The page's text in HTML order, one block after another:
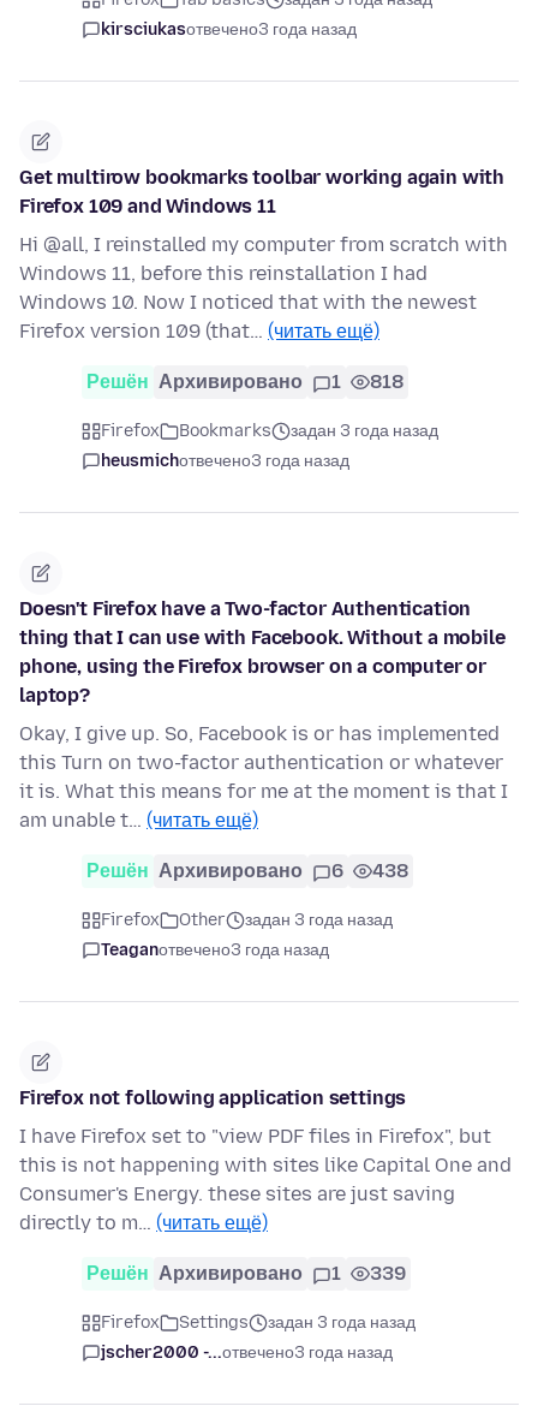
kirsciukasотвечено3 года назад
Get multirow bookmarks toolbar working again with
Firefox 109 and Windows 11
Hi @all, I reinstalled my computer from scratch with
Windows 11, before this reinstallation I had
Windows 10. Now I noticed that with the newest
Firefox version 109 (that… (читать ещё)
Решён Архивировано 1 818
Firefox Bookmarks
задан 3 года назад
heusmichотвечено3 года назад
Doesn't Firefox have a Two-factor Authentication
thing that I can use with Facebook. Without a mobile
phone, using the Firefox browser on a computer or
laptop?
Okay, I give up. So, Facebook is or has implemented
this Turn on two-factor authentication or whatever
it is. What this means for me at the moment is that I
am unable t… (читать ещё)
Решён Архивировано 6 438
Firefox Other
задан 3 года назад
Teaganотвечено3 года назад
Firefox not following application settings
I have Firefox set to "view PDF files in Firefox", but
this is not happening with sites like Capital One and
Consumer's Energy. these sites are just saving
directly to m… (читать ещё)
Решён Архивировано 1 339
Firefox Settings
задан 3 года назад
jscher2000 -...отвечено3 года назад